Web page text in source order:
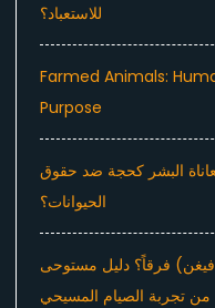
للاستعباد؟
Farmed Animals:
Purpose
البشر كحجة ضد حقوق
الحيوانات؟
فرقاً؟ دليل مستوحى
من تجربة الصيام المسيحي